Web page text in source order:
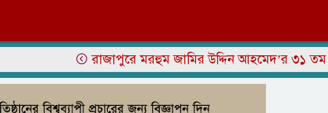
রাজাপুরে মরহুম জামির উদ্দিন আহমেদ’র ৩১ তম মৃত্যু